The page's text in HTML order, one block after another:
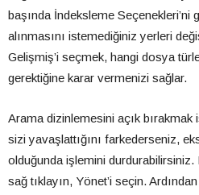
başında İndeksleme Seçenekleri’ni
alınmasını istemediğiniz yerleri
Gelişmiş’i seçmek, hangi dosya
gerektiğine karar vermenizi sağlar.
Arama dizinlemesini açık bırakmak
sizi yavaşlattığını farkederseniz,
olduğunda işlemini
sağ tıklayın, Yönet’i seçin.